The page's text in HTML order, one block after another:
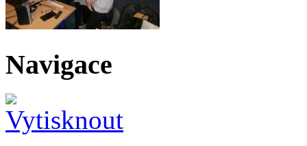
Navigace